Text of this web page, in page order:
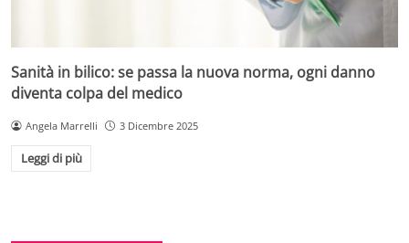
Sanità in bilico: se passa la nuova norma, ogni danno
diventa colpa del medico
Angela Marrelli 3 Dicembre 2025
Leggi di più